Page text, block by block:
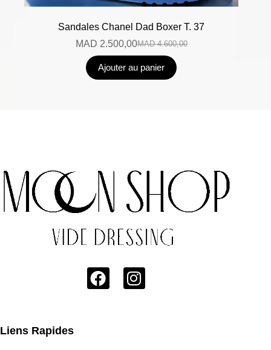
Sandales Chanel Dad Boxer T. 37
MAD4.600,00
MAD 2.500,00
Ajouter au panier
Liens Rapides